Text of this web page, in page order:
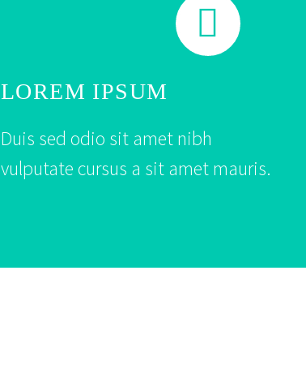


LOREM IPSUM
Duis sed odio sit amet nibh
vulputate cursus a sit amet mauris.